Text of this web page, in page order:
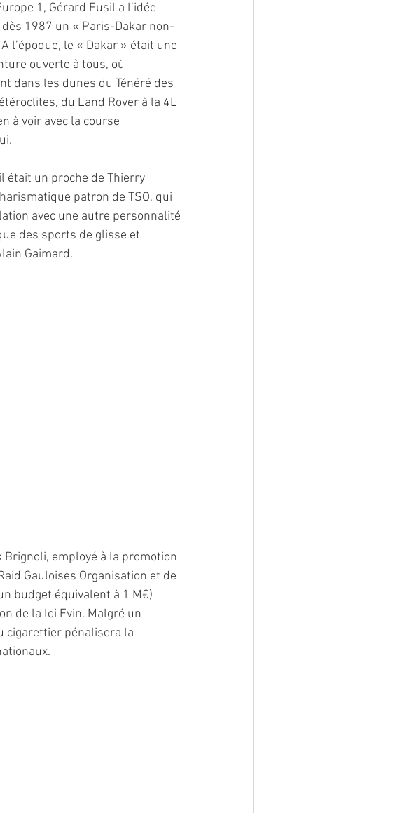
1, Gérard Fusil a l’idée
dès 1987 un « Paris-Dakar non-
l’époque, le « Dakar » était une
ouverte à tous, où
dans les dunes du Ténéré des
du Land Rover à la 4L
à voir avec la course
était un proche de Thierry
patron de TSO, qui
avec une autre personnalité
des sports de glisse et
Gaimard.
Brignoli, employé à la promotion
Gauloises Organisation et de
budget équivalent à 1 M€)
de la loi Evin. Malgré un
cigarettier pénalisera la